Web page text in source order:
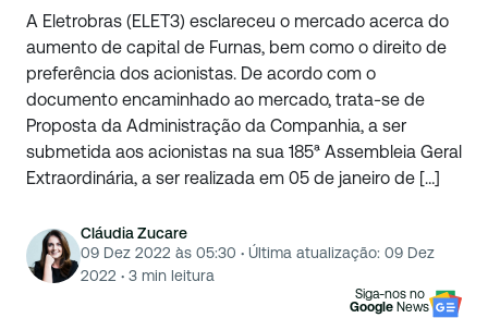
A Eletrobras (ELET3) esclareceu o mercado acerca do
aumento de capital de Furnas, bem como o direito de
preferência dos acionistas. De acordo com o
documento encaminhado ao mercado, trata-se de
Proposta da Administração da Companhia, a ser
submetida aos acionistas na sua 185ª Assembleia Geral
Extraordinária, a ser realizada em 05 de janeiro de […]
Cláudia Zucare
09 Dez 2022 às 05:30 · Última atualização: 09 Dez
2022 · 3 min leitura
Siga-nos no
Google News